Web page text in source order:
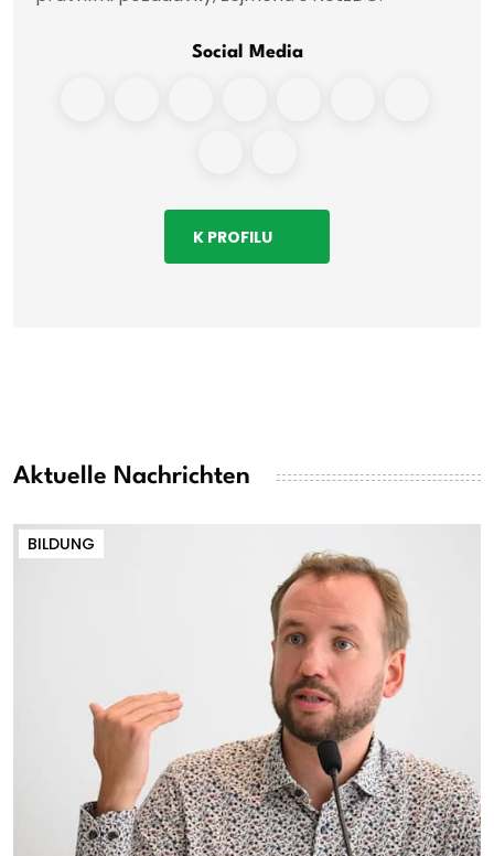
Social Media
K PROFILU
Aktuelle Nachrichten
BILDUNG